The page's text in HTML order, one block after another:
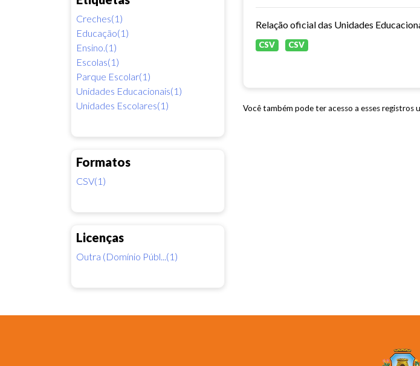
Creches(1)
Educação(1)
Ensino.(1)
Escolas(1)
Parque Escolar(1)
Unidades Educacionais(1)
Unidades Escolares(1)
Formatos
CSV(1)
Licenças
Outra (Domínio Públ...(1)
Relação oficial das Unidades
CSV CSV
Você também pode ter acesso a esses registros